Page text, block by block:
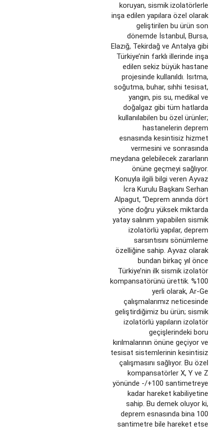
koruyan, sismik izolatörlerle
inşa edilen yapılara özel olarak
geliştirilen bu ürün son
dönemde İstanbul, Bursa,
Elazığ, Tekirdağ ve Antalya gibi
Türkiye’nin farklı illerinde inşa
edilen sekiz büyük hastane
projesinde kullanıldı. Isıtma,
soğutma, buhar, sıhhi tesisat,
yangın, pis su, medikal ve
doğalgaz gibi tüm hatlarda
kullanılabilen bu özel ürünler;
hastanelerin deprem
esnasında kesintisiz hizmet
vermesini ve sonrasında
meydana gelebilecek zararların
önüne geçmeyi sağlıyor.
Konuyla ilgili bilgi veren Ayvaz
İcra Kurulu Başkanı Serhan
Alpagut, “Deprem anında dört
yöne doğru yüksek miktarda
yatay salınım yapabilen sismik
izolatörlü yapılar, deprem
sarsıntısını sönümleme
özelliğine sahip. Ayvaz olarak
bundan birkaç yıl önce
Türkiye’nin ilk sismik izolatör
kompansatörünü ürettik. %100
yerli olarak, Ar-Ge
çalışmalarımız neticesinde
geliştirdiğimiz bu ürün; sismik
izolatörlü yapıların izolatör
geçişlerindeki boru
kırılmalarının önüne geçiyor ve
tesisat sistemlerinin kesintisiz
çalışmasını sağlıyor. Bu özel
kompansatörler X, Y ve Z
yönünde -/+100 santimetreye
kadar hareket kabiliyetine
sahip. Bu demek oluyor ki,
deprem esnasında bina 100
santimetre bile hareket etse